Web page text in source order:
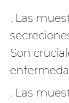
. Las
Son
. Las